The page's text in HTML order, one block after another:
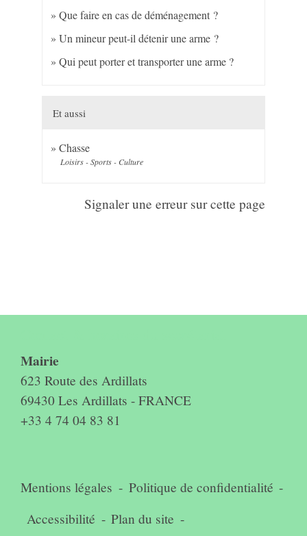
Que faire en cas de déménagement ?
Un mineur peut-il détenir une arme ?
Qui peut porter et transporter une arme ?
Et aussi
Chasse
Loisirs - Sports - Culture
Signaler une erreur sur cette page
Mairie
623 Route des Ardillats
69430 Les Ardillats - FRANCE
+33 4 74 04 83 81
Mentions légales - Politique de confidentialité -
Accessibilité - Plan du site -